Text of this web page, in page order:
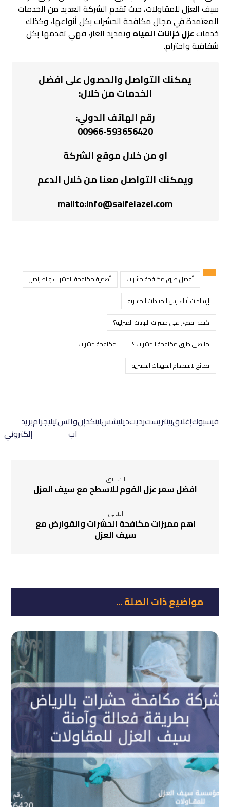
سيف العزل للمقاولات، حيث تقدم الشركة العديد من الخدمات
المعتمدة في مجال مكافحة الحشرات بكل أنواعها، وكذلك
خدماتعزل خزانات المياه وتمديد الغاز، فهي تقدمها بكل
شفافية واحترام.
يمكنك التواصل والحصول على افضل
الخدمات من خلال:
رقم الهاتف الدولي:
00966-593656420
او من خلال موقعالشركة
ويمكنك التواصل معنا من خلال الدعم
mailto:info@saifelazel.com
أفضل طرق مكافحة حشرات
أهمية مكافحة الحشرات والصراصير
إرشادات أثناء رش المبيدات الحشرية
كيف اقضي على حشرات النباتات المنزلية؟
ما هي طرق مكافحة الحشرات ؟
مكافحة حشرات
نصائح لاستخدام المبيدات الحشرية
فيسبوكإغلاقبينتريسترديتديليشسلينكدإنواتس
اب
تيليجرامبريد
إلكتروني
السابق
افضل سعر عزل الفوم للاسطح مع سيف العزل
التالى
اهم مميزات مكافحة الحشرات والقوارض مع
سيف العزل
مواضيع ذات الصلة ...